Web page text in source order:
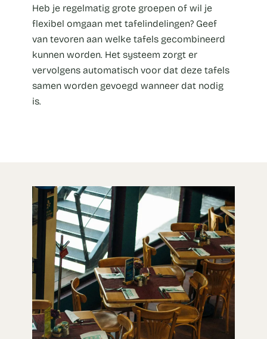
Heb je regelmatig grote groepen of wil je
flexibel omgaan met tafelindelingen? Geef
van tevoren aan welke tafels gecombineerd
kunnen worden. Het systeem zorgt er
vervolgens automatisch voor dat deze tafels
samen worden gevoegd wanneer dat nodig
is.